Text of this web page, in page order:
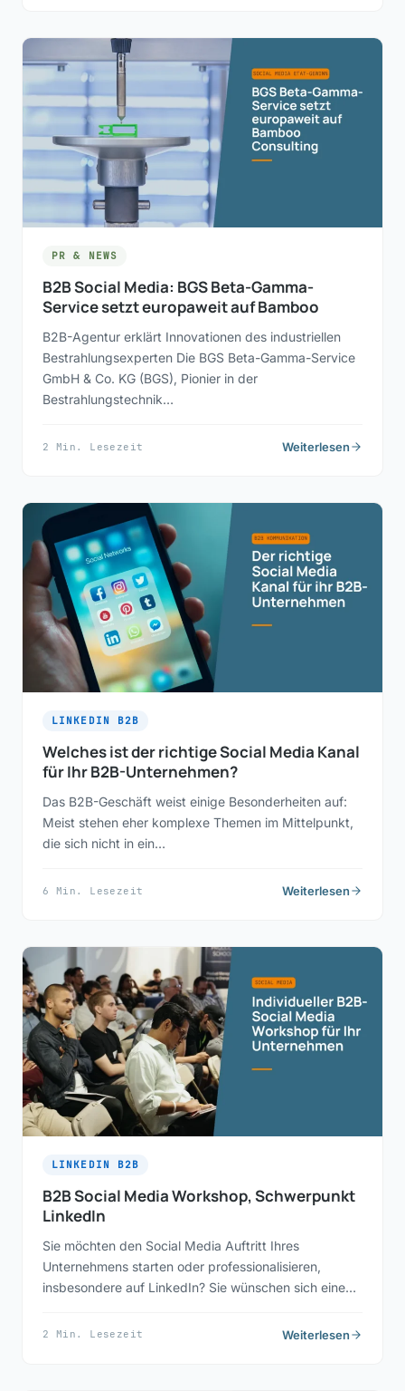
PR & NEWS
B2B Social Media: BGS Beta-Gamma-
Service setzt europaweit auf Bamboo
B2B-Agentur erklärt Innovationen des industriellen
Bestrahlungsexperten Die BGS Beta-Gamma-Service
GmbH & Co. KG (BGS), Pionier in der
Bestrahlungstechnik…
2 Min. Lesezeit Weiterlesen
LINKEDIN B2B
Welches ist der richtige Social Media Kanal
für Ihr B2B-Unternehmen?
Das B2B-Geschäft weist einige Besonderheiten auf:
Meist stehen eher komplexe Themen im Mittelpunkt,
die sich nicht in ein…
6 Min. Lesezeit Weiterlesen
LINKEDIN B2B
B2B Social Media Workshop, Schwerpunkt
LinkedIn
Sie möchten den Social Media Auftritt Ihres
Unternehmens starten oder professionalisieren,
insbesondere auf LinkedIn? Sie wünschen sich eine…
2 Min. Lesezeit Weiterlesen